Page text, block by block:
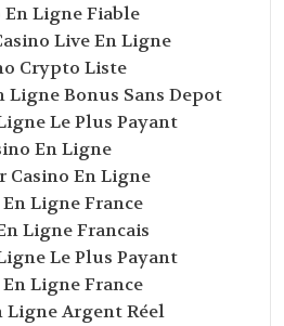
En Ligne Fiable
Live En Ligne
Crypto Liste
Ligne Bonus Sans Depot
Le Plus Payant
En Ligne
Casino En Ligne
Ligne France
Ligne Francais
Le Plus Payant
Ligne France
Ligne Argent Réel